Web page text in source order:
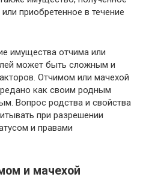
приобретенное в течение
имущества отчима или
может быть сложным и
Отчимом или мачехой
как своим родным
Вопрос родства и свойства
при разрешении
и правами
и мачехой